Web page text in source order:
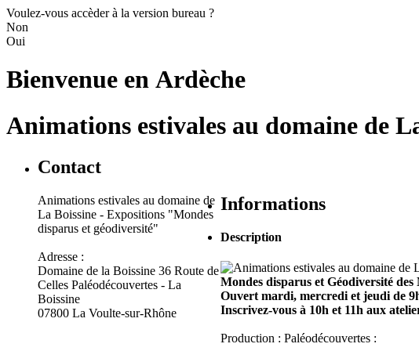
Voulez-vous accèder à la version bureau ?
Non
Oui
Bienvenue en Ardèche
Animations estivales au domaine de
Contact
Animations estivales au domaine de
La Boissine - Expositions "Mondes
disparus et géodiversité"
Adresse :
Domaine de la Boissine 36 Route de
Celles Paléodécouvertes - La
Boissine
07800 La Voulte-sur-Rhône
Informations
Description
Mondes disparus et Géodiversité des
Ouvert mardi, mercredi et jeudi de
Inscrivez-vous à 10h et 11h aux
Production : Paléodécouvertes :